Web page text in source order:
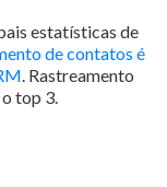
estatísticas de
de contatos é
. Rastreamento
top 3.